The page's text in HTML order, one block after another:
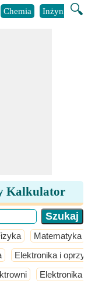
🔍
Chemia Inżynieria
Kalkulator
Matematyka
Elektronika i
Elektronika